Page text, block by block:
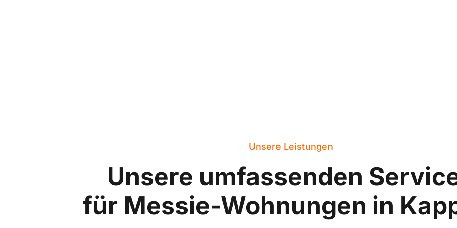
Unsere Leistungen
Unsere umfassenden
für Messie-Wohnungen in